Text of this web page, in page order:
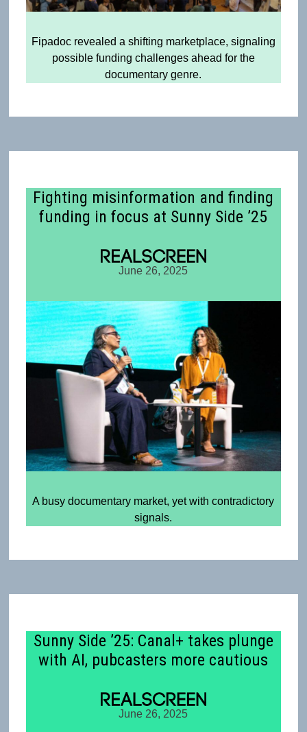
Fipadoc revealed a shifting marketplace, signaling
possible funding challenges ahead for the
documentary genre.
Fighting misinformation and finding
funding in focus at Sunny Side ’25
June 26, 2025
A busy documentary market, yet with contradictory
signals.
Sunny Side ’25: Canal+ takes plunge
with AI, pubcasters more cautious
June 26, 2025